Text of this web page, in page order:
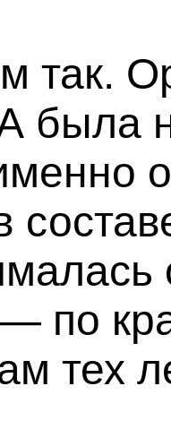
так.
по
тех